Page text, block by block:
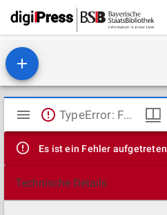
Mirador
Viewer
TypeError: Failed to fetch
Es ist ein Fehler aufgetreten
Technische Details